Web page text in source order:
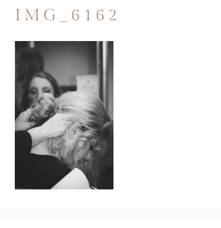
IMG_6162